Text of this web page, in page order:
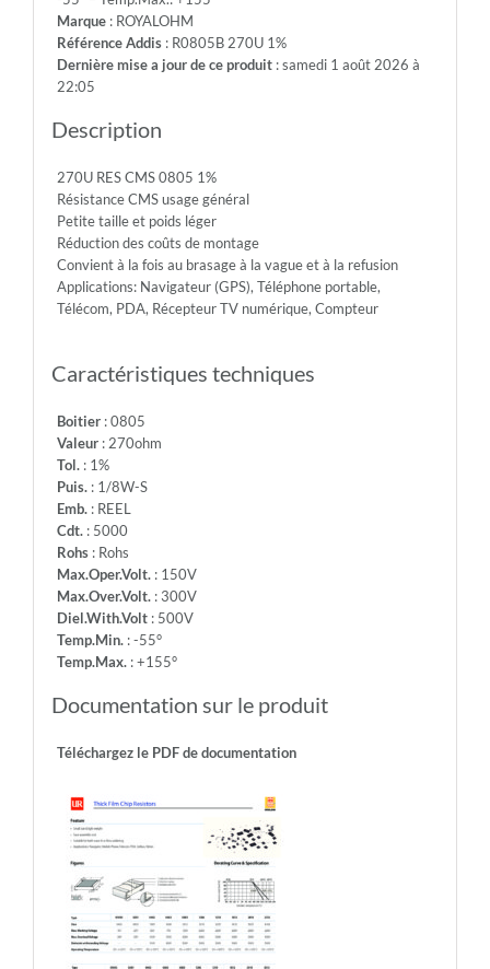
150V
-
Max.Over.Volt.:
300V
Temp.Min.:
-55°
-
Temp.Max.:
+155°
Marque: ROYALOHM
Référence Addis: R0805B 270U 1%
Dernière mise a jour de ce produit: samedi 1 août 2026 à
22:05
Description
270U RES CMS 0805 1%
Résistance CMS usage général
Petite taille et poids léger
Réduction des coûts de montage
Convient à la fois au brasage à la vague et à la refusion
Applications: Navigateur (GPS), Téléphone portable,
Télécom, PDA, Récepteur TV numérique, Compteur
Caractéristiques techniques
Boitier: 0805
Valeur: 270ohm
Tol.: 1%
Puis.: 1/8W-S
Emb.: REEL
Cdt.: 5000
Rohs: Rohs
Max.Oper.Volt.: 150V
Max.Over.Volt.: 300V
Diel.With.Volt: 500V
Temp.Min.: -55°
Temp.Max.: +155°
Documentation sur le produit
Téléchargez le PDF de documentation